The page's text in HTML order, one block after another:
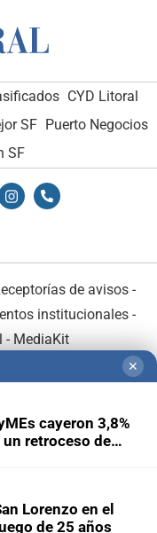
CYD Litoral
SF Puerto Negocios
SF
de avisos -
institucionales-
- MediaKit
✕
cayeron 3,8%
retroceso de
Lorenzo en el
de 25 años